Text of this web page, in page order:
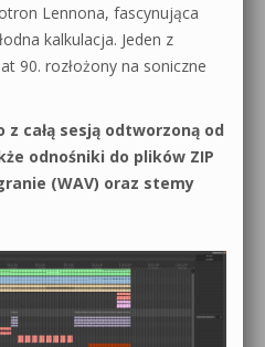
Lennona, fascynująca
kalkulacja. Jeden z
90. rozłożony na soniczne
całą sesją odtworzoną od
odnośniki do plików ZIP
(WAV) oraz stemy